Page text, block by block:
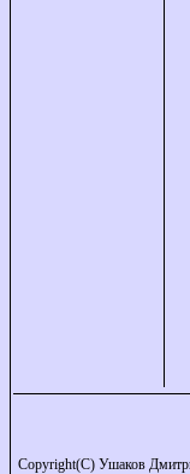
Copyright(C) Ушаков